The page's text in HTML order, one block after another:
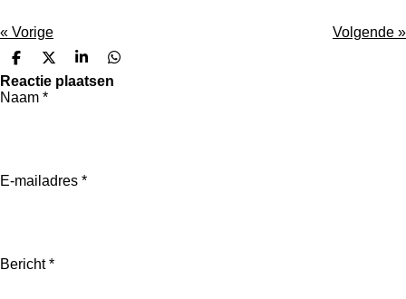
« Vorige Volgende »
D
e
l
e
D
e
e
S
h
D
e
Reactie plaatsen
Naam *
E-mailadres *
Bericht *